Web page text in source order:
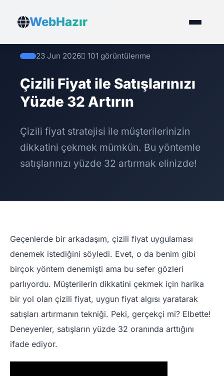
WebHazır
23 Jun 2026 101 görüntülenme
Çizili Fiyat ile Satışlarınızı
Yüzde 32 Artırın
Çizili fiyat stratejisi ile müşterilerinizin
dikkatini çekmek mümkün. Bu yöntemle
satışlarınızı yüzde 32 artırmak elinizde!
Geçenlerde bir arkadaşım, çizili fiyat uygulaması
denemek istediğini söyledi. Evet, o da benim gibi
birçok yöntem denemişti ama bu sefer gözleri
parlıyordu. Müşterilerin dikkatini çekmek için harika
bir yol olan çizili fiyat, uygun fiyat algısı yaratarak
satışları artırmanın tekniği. Peki, gerçekçi mi? Elbette!
Deneyenler, satışların yüzde 32 oranında arttığını
ifade ediyor.